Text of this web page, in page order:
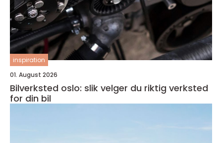
inspiration
01. August 2026
Bilverksted oslo: slik velger du riktig verksted
for din bil